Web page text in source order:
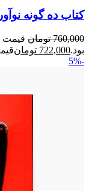
کتاب ده گونه
760,000 تومان
بود.722,000 تومانقیمت
-5%